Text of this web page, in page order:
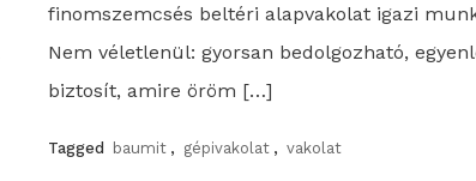
finomszemcsés beltéri alapvakolat igazi
Nem véletlenül: gyorsan bedolgozható,
biztosít, amire öröm […]
Tagged baumit , gépivakolat , vakolat